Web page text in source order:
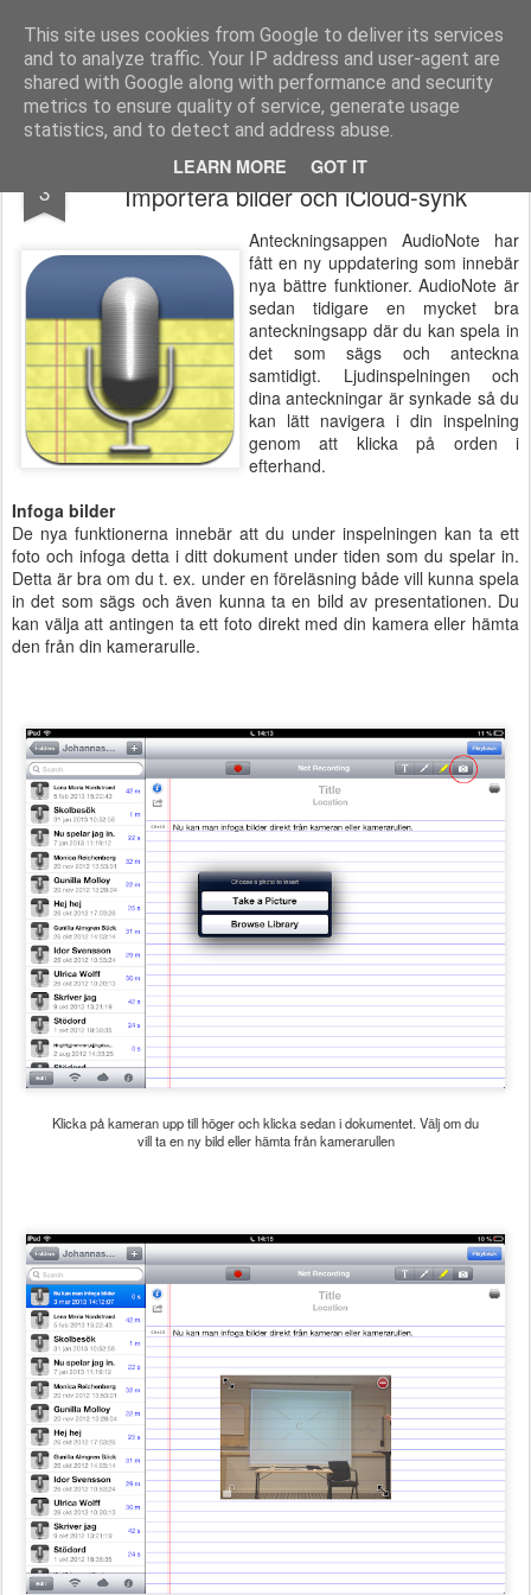
This site uses cookies from Google to deliver its services
and to analyze traffic. Your IP address and user-agent are
shared with Google along with performance and security
metrics to ensure quality of service, generate usage
statistics, and to detect and address abuse.
LEARN MORE GOT IT
Logopeden i skolan En blogg om språk-, läs- och skrivsvårigheter och assisterande teknik
Pages
3
Viktig uppdatering av appen AudioNote:
Importera bilder och iCloud-synk
Anteckningsappen AudioNote har
fått en ny uppdatering som innebär
nya bättre funktioner. AudioNote är
sedan tidigare en mycket bra
anteckningsapp där du kan spela in
det som sägs och anteckna
samtidigt. Ljudinspelningen och
dina anteckningar är synkade så du
kan lätt navigera i din inspelning
genom att klicka på orden i
efterhand.
Infoga bilder
De nya funktionerna innebär att du under inspelningen kan ta ett
foto och infoga detta i ditt dokument under tiden som du spelar in.
Detta är bra om du t. ex. under en föreläsning både vill kunna spela
in det som sägs och även kunna ta en bild av presentationen. Du
kan välja att antingen ta ett foto direkt med din kamera eller hämta
den från din kamerarulle.
Klicka på kameran upp till höger och klicka sedan i dokumentet. Välj om du
vill ta en ny bild eller hämta från kamerarullen